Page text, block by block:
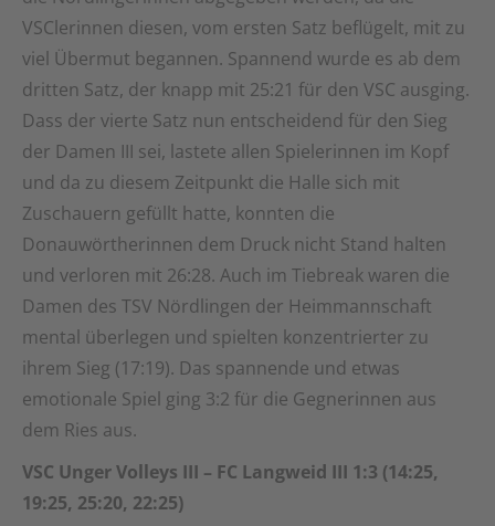
VSClerinnen diesen, vom ersten Satz beflügelt, mit zu
viel Übermut begannen. Spannend wurde es ab dem
dritten Satz, der knapp mit 25:21 für den VSC ausging.
Dass der vierte Satz nun entscheidend für den Sieg
der Damen III sei, lastete allen Spielerinnen im Kopf
und da zu diesem Zeitpunkt die Halle sich mit
Zuschauern gefüllt hatte, konnten die
Donauwörtherinnen dem Druck nicht Stand halten
und verloren mit 26:28. Auch im Tiebreak waren die
Damen des TSV Nördlingen der Heimmannschaft
mental überlegen und spielten konzentrierter zu
ihrem Sieg (17:19). Das spannende und etwas
emotionale Spiel ging 3:2 für die Gegnerinnen aus
dem Ries aus.
VSC Unger Volleys III – FC Langweid III 1:3 (14:25,
19:25, 25:20, 22:25)